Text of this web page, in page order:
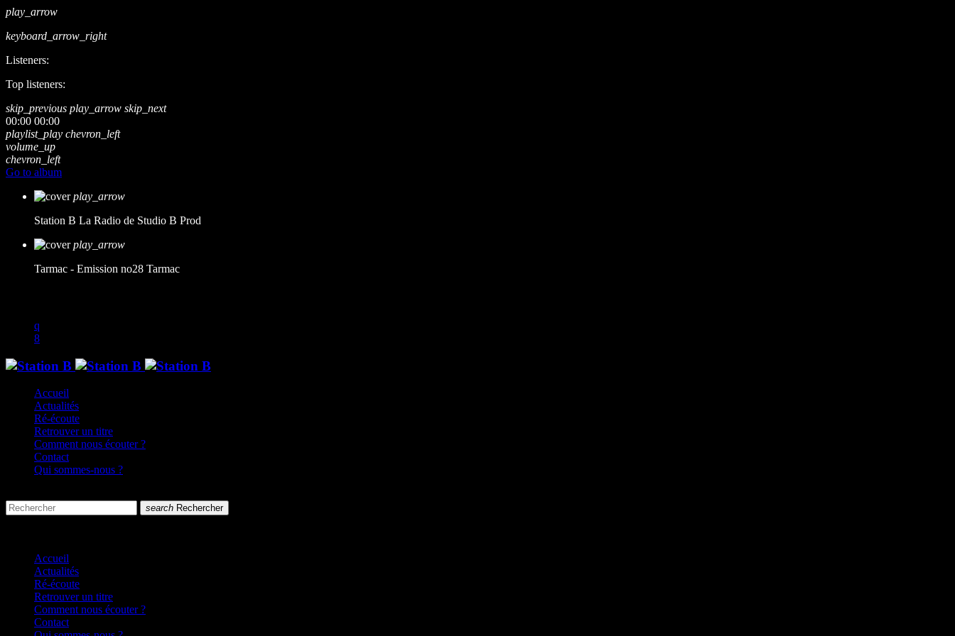
play_arrow
keyboard_arrow_right
Listeners:
Top listeners:
skip_previous play_arrow skip_next
00:00 00:00
playlist_play chevron_left
volume_up
chevron_left
Go to album
play_arrow
Station B La Radio de Studio B Prod
play_arrow
Tarmac - Emission no28 Tarmac
Accueil
Actualités
Ré-écoute
Retrouver un titre
Comment nous écouter ?
Contact
Qui sommes-nous ?
search Rechercher
Accueil
Actualités
Ré-écoute
Retrouver un titre
Comment nous écouter ?
Contact